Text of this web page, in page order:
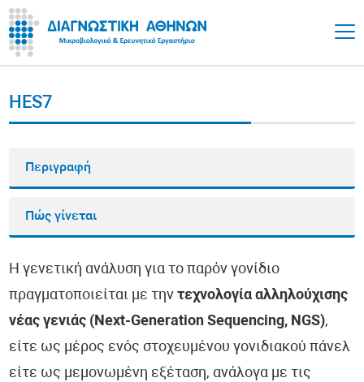
HES7
Περιγραφή
Πώς γίνεται
Η γενετική ανάλυση για το παρόν γονίδιο
πραγματοποιείται με τηντεχνολογία αλληλούχισης
νέας γενιάς (Next-Generation Sequencing, NGS),
είτε ως μέρος ενός στοχευμένου γονιδιακού πάνελ
είτε ως μεμονωμένη εξέταση, ανάλογα με τις